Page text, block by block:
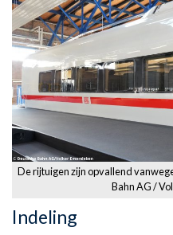
De rijtuigen zijn opvallend
Bahn AG /
Indeling